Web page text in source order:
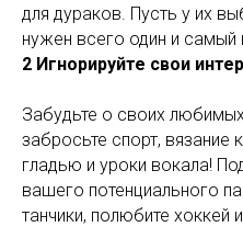
для дураков. Пусть у их
нужен всего один и самый
2 Игнорируйте свои
Забудьте о своих
забросьте спорт,
гладью и уроки вокала!
вашего потенциального
танчики, полюбите хоккей